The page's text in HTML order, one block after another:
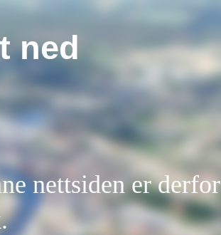
ned
nettsiden er derfor